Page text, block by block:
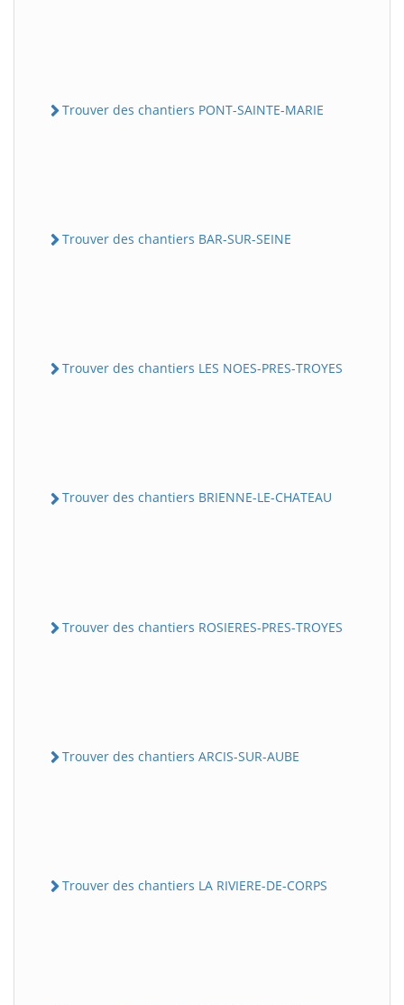
Trouver des chantiers PONT-SAINTE-MARIE
Trouver des chantiers BAR-SUR-SEINE
Trouver des chantiers LES NOES-PRES-TROYES
Trouver des chantiers BRIENNE-LE-CHATEAU
Trouver des chantiers ROSIERES-PRES-TROYES
Trouver des chantiers ARCIS-SUR-AUBE
Trouver des chantiers LA RIVIERE-DE-CORPS